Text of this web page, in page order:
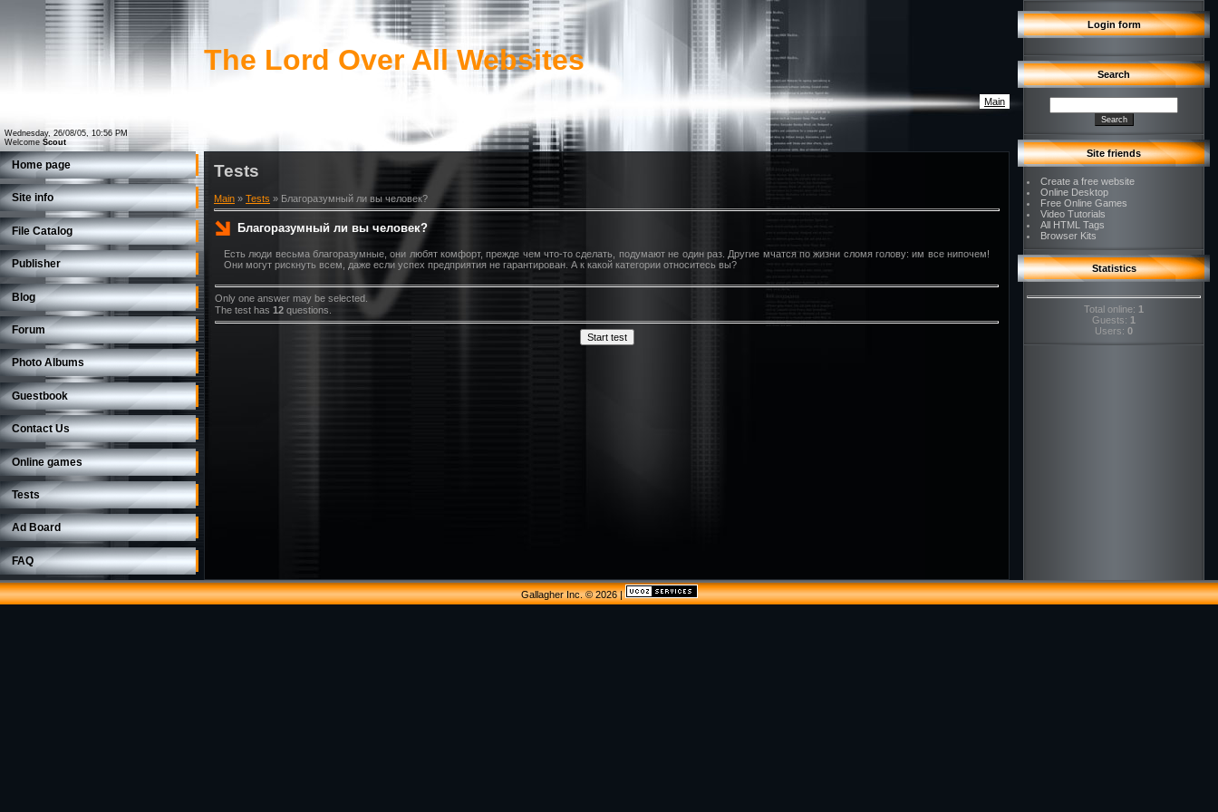
Wednesday, 26/08/05, 10:56 PM
Welcome Scout
The Lord Over All Websites
Main
Home page
Site info
File Catalog
Publisher
Blog
Forum
Photo Albums
Guestbook
Contact Us
Online games
Tests
Ad Board
FAQ
Tests
Main » Tests » Благоразумный ли вы человек?
Благоразумный ли вы человек?
Есть люди весьма благоразумные, они любят комфорт, прежде чем что-то сделать, подумают не один раз. Другие мчатся по жизни сломя голову: им все нипочем!
Они могут рискнуть всем, даже если успех предприятия не гарантирован. А к какой категории относитесь вы?
Only one answer may be selected.
The test has 12 questions.
Login form
Search
Site friends
Create a free website
Online Desktop
Free Online Games
Video Tutorials
All HTML Tags
Browser Kits
Statistics
Total online: 1
Guests: 1
Users: 0
Gallagher Inc. © 2026|